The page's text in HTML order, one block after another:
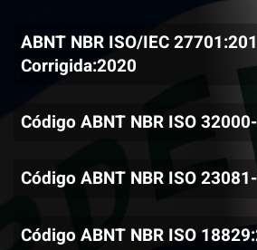
ABNT NBR ISO/IEC
Corrigida:2020
Código ABNT NBR ISO
Código ABNT NBR ISO
Código ABNT NBR ISO